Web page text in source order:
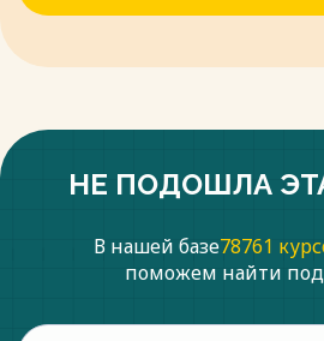
НЕ ПОДОШЛА
В нашей базе78761
поможем найти